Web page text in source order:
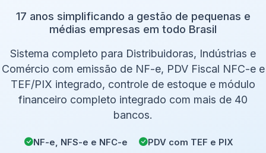
17 anos simplificando a gestão de pequenas e
médias empresas em todo Brasil
Sistema completo para Distribuidoras, Indústrias e
Comércio com emissão de NF-e, PDV Fiscal NFC-e e
TEF/PIX integrado, controle de estoque e módulo
financeiro completo integrado com mais de 40
bancos.
NF-e, NFS-e e NFC-e
PDV com TEF e PIX